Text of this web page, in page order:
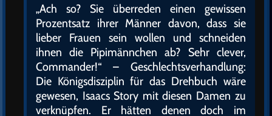
„Ach so? Sie überreden einen gewissen
Prozentsatz ihrer Männer davon, dass sie
lieber Frauen sein wollen und schneiden
ihnen die Pipimännchen ab? Sehr clever,
Commander!“ – Geschlechtsverhandlung:
Die Königsdisziplin für das Drehbuch wäre
gewesen, Isaacs Story mit diesen Damen zu
verknüpfen. Er hätten denen doch im